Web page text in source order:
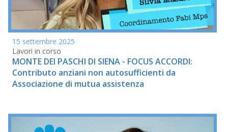
15 settembre 2025
Lavori in corso
MONTE DEI PASCHI DI SIENA - FOCUS ACCORDI:
Contributo anziani non autosufficienti da
Associazione di mutua assistenza